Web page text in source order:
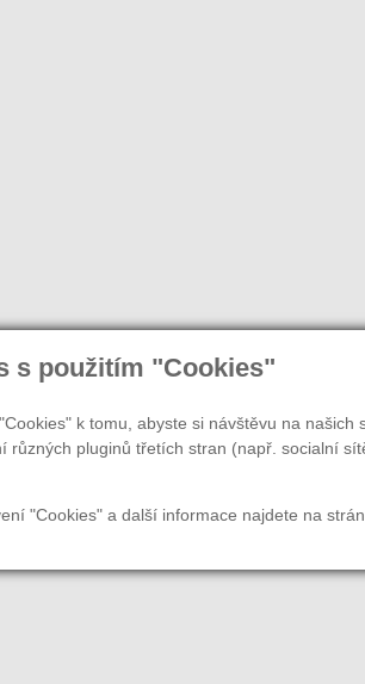
s použitím "Cookies"
k tomu, abyste si návštěvu na
různých pluginů třetích stran (např. socialní
"Cookies" a další informace najdete na